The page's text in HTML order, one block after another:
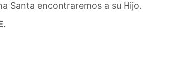
Santa encontraremos a su Hijo.